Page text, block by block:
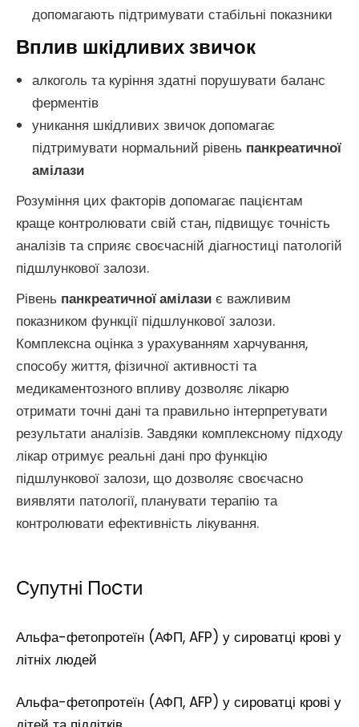
допомагають підтримувати стабільні показники
Вплив шкідливих звичок
алкоголь та куріння здатні порушувати баланс
ферментів
уникання шкідливих звичок допомагає
підтримувати нормальний рівень панкреатичної
амілази
Розуміння цих факторів допомагає пацієнтам
краще контролювати свій стан, підвищує точність
аналізів та сприяє своєчасній діагностиці патологій
підшлункової залози.
Рівень панкреатичної амілази є важливим
показником функції підшлункової залози.
Комплексна оцінка з урахуванням харчування,
способу життя, фізичної активності та
медикаментозного впливу дозволяє лікарю
отримати точні дані та правильно інтерпретувати
результати аналізів. Завдяки комплексному підходу
лікар отримує реальні дані про функцію
підшлункової залози, що дозволяє своєчасно
виявляти патології, планувати терапію та
контролювати ефективність лікування.
Супутні Поcти
Альфа-фетопротеїн (АФП, AFP) у сироватці крові у
літніх людей
Альфа-фетопротеїн (АФП, AFP) у сироватці крові у